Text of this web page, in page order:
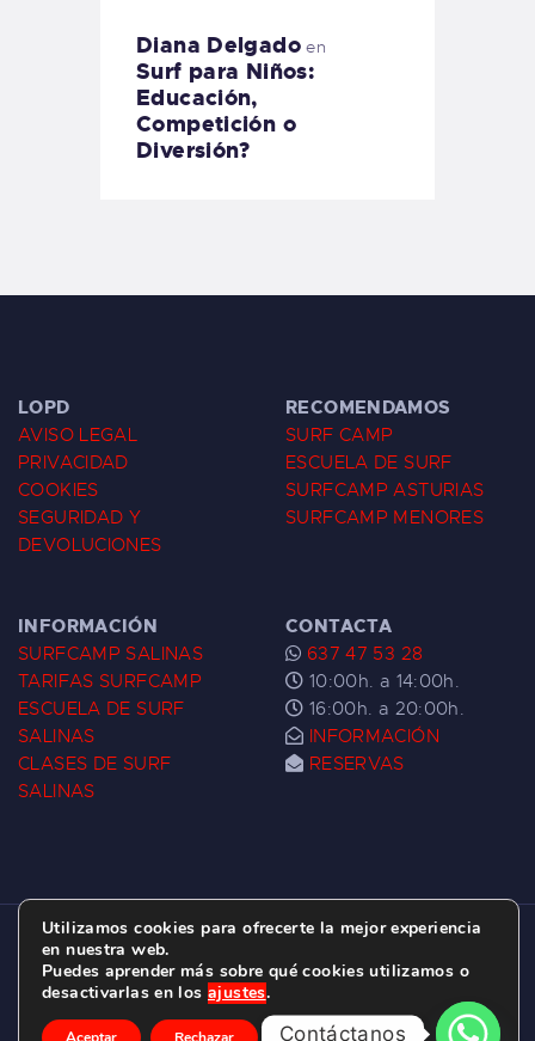
Diana Delgadoen
Surf para Niños:
Educación,
Competición o
Diversión?
LOPD
AVISO LEGAL
PRIVACIDAD
COOKIES
SEGURIDAD Y
DEVOLUCIONES
RECOMENDAMOS
SURF CAMP
ESCUELA DE SURF
SURFCAMP ASTURIAS
SURFCAMP MENORES
INFORMACIÓN
SURFCAMP SALINAS
TARIFAS SURFCAMP
ESCUELA DE SURF
SALINAS
CLASES DE SURF
SALINAS
CONTACTA
637 47 53 28
10:00h. a 14:00h.
16:00h. a 20:00h.
INFORMACIÓN
RESERVAS
ESCUELA DE SURF LAS DUNAS ©
C/ BERNARDO ÁLVAREZ GALAN 1, SALINAS
(ASTURIAS)
Utilizamos cookies para ofrecerte la mejor experiencia
en nuestra web.
Puedes aprender más sobre qué cookies utilizamos o
desactivarlas en los ajustes.
Contáctanos